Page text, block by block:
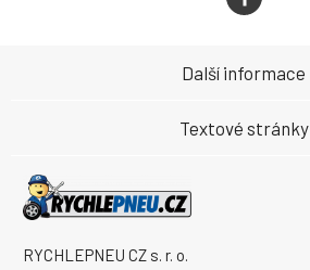
RYCHLEPNEU CZ s. r. o.
Další informace
Textové stránky